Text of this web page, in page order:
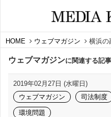
HOME ウェブマガジン 横浜の
ウェブマガジンに関連する記事
2019年02月27日 (水曜日)
ウェブマガジン
司法制度
環境問題